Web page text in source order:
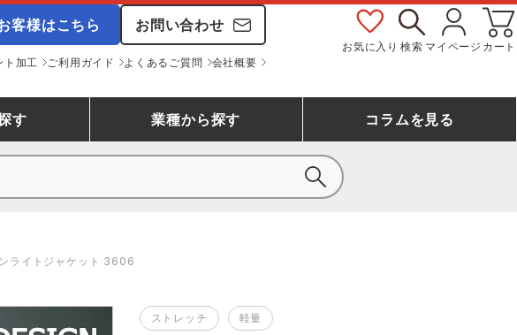
客様はこちら お問い合わせ
ト加工 ご利用ガイド よくあるご質問 会社概要
お気に入り 検索 マイページ カート
保護具 レインウェア・カッパ
ャツランキング 作業用手袋ランキング
す 業種から探す
業服 清掃・ビルメンテ作業服
コラムを見る
ライトジャケット 3606
ストレッチ 軽量